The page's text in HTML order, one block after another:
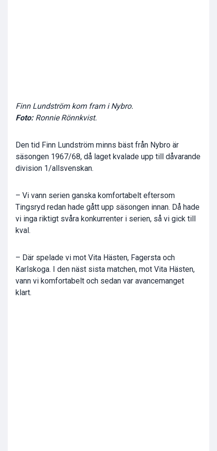
Finn Lundström kom fram i Nybro.
Foto: Ronnie Rönnkvist.
Den tid Finn Lundström minns bäst från Nybro är
säsongen 1967/68, då laget kvalade upp till dåvarande
division 1/allsvenskan.
– Vi vann serien ganska komfortabelt eftersom
Tingsryd redan hade gått upp säsongen innan. Då hade
vi inga riktigt svåra konkurrenter i serien, så vi gick till
kval.
– Där spelade vi mot Vita Hästen, Fagersta och
Karlskoga. I den näst sista matchen, mot Vita Hästen,
vann vi komfortabelt och sedan var avancemanget
klart.